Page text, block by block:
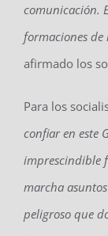
comunicación.
formaciones de
afirmado los
Para los
confiar en este
imprescindible
marcha
peligroso que